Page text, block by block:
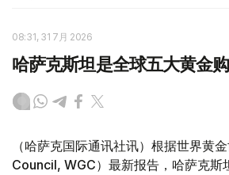
08:31, 31 7月 2026
哈萨克斯坦是全球五大黄金
（哈萨克国际通讯社讯）根据世界黄
Council, WGC）最新报告，哈萨克